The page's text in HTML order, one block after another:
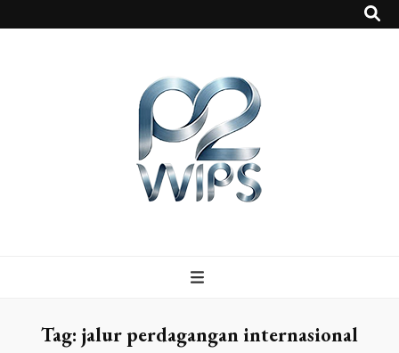
Tag: jalur perdagangan internasional